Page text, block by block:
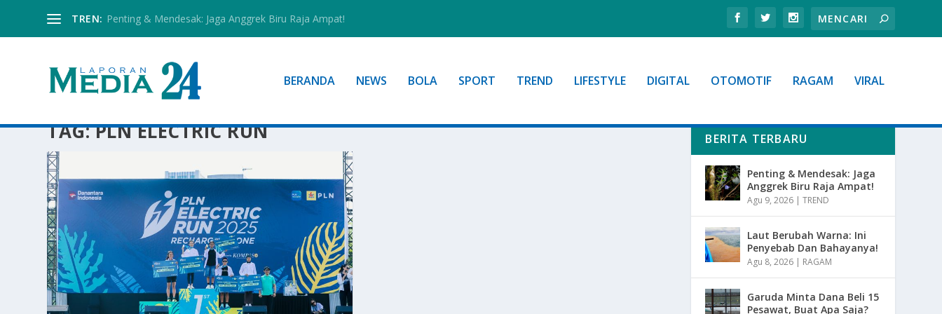
TREN: Penting & Mendesak: Jaga Anggrek Biru Raja Ampat!
BERANDA NEWS BOLA SPORT TREND LIFESTYLE DIGITAL OTOMOTIF RAGAM VIRAL
TAG:PLN ELECTRIC RUN BERITA TERBARU
Penting & Mendesak: Jaga
Anggrek Biru Raja Ampat!
Agu 9, 2026 |TREND
Laut Berubah Warna: Ini
Penyebab Dan Bahayanya!
Agu 8, 2026 | RAGAM
Garuda Minta Dana Beli 15
Pesawat, Buat Apa Saja?